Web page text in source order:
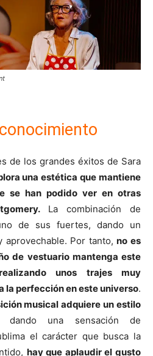
de los grandes éxitos de Sara
una estética que mantiene
se han podido ver en otras
La combinación de
de sus fuertes, dando un
aprovechable. Por tanto,no es
de vestuario mantenga este
unos trajes muy
la perfección en este universo.
musical adquiere un estilo
dando una sensación de
el carácter que busca la
hay que aplaudir el gusto